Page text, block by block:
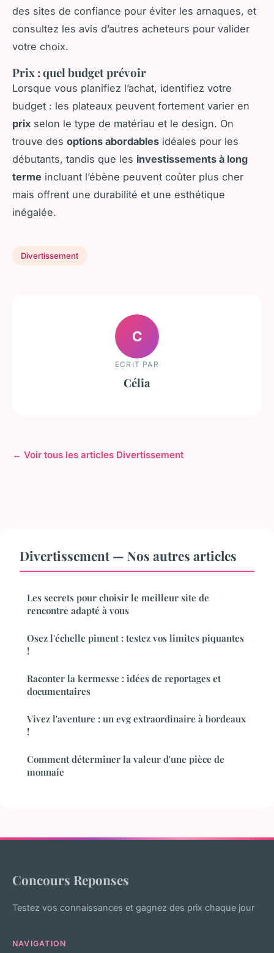
des sites de confiance pour éviter les arnaques, et
consultez les avis d’autres acheteurs pour valider
votre choix.
Prix : quel budget prévoir
Lorsque vous planifiez l’achat, identifiez votre
budget : les plateaux peuvent fortement varier en
prix selon le type de matériau et le design. On
trouve des options abordables idéales pour les
débutants, tandis que les investissements à long
terme incluant l’ébène peuvent coûter plus cher
mais offrent une durabilité et une esthétique
inégalée.
Divertissement
C
ECRIT PAR
Célia
← Voir tous les articles Divertissement
Divertissement — Nos autres articles
Les secrets pour choisir le meilleur site de
rencontre adapté à vous
Osez l'échelle piment : testez vos limites piquantes
!
Raconter la kermesse : idées de reportages et
documentaires
Vivez l'aventure : un evg extraordinaire à bordeaux
!
Comment déterminer la valeur d'une pièce de
monnaie
Concours Reponses
Testez vos connaissances et gagnez des prix chaque jour
NAVIGATION